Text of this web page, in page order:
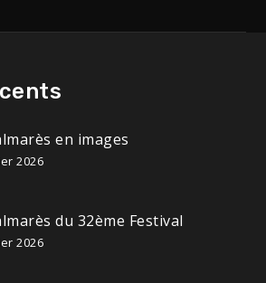
en images
2026
du 32ème Festival
2026